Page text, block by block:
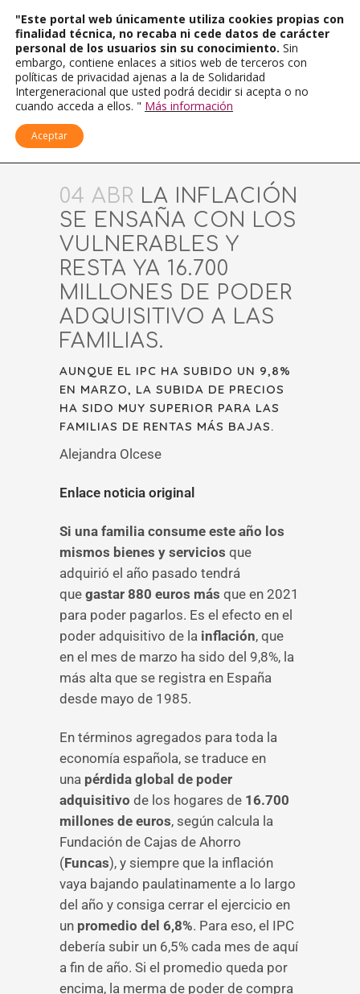
04 ABR LA INFLACIÓN
SE ENSAÑA CON LOS
VULNERABLES Y
RESTA YA 16.700
MILLONES DE PODER
ADQUISITIVO A LAS
FAMILIAS.
AUNQUE EL IPC HA SUBIDO UN 9,8%
EN MARZO, LA SUBIDA DE PRECIOS
HA SIDO MUY SUPERIOR PARA LAS
FAMILIAS DE RENTAS MÁS BAJAS.
Alejandra Olcese
Enlace noticia original
Si una familia consume este año los
mismos bienes y servicios que
adquirió el año pasado tendrá
que gastar 880 euros más que en 2021
para poder pagarlos. Es el efecto en el
poder adquisitivo de la inflación, que
en el mes de marzo ha sido del 9,8%, la
más alta que se registra en España
desde mayo de 1985.
En términos agregados para toda la
economía española, se traduce en
una pérdida global de poder
adquisitivo de los hogares de 16.700
millones de euros, según calcula la
Fundación de Cajas de Ahorro
(Funcas), y siempre que la inflación
vaya bajando paulatinamente a lo largo
del año y consiga cerrar el ejercicio en
un promedio del 6,8%. Para eso, el IPC
debería subir un 6,5% cada mes de aquí
a fin de año. Si el promedio queda por
encima, la merma de poder de compra
"Este portal web únicamente utiliza cookies propias con
finalidad técnica, no recaba ni cede datos de carácter
personal de los usuarios sin su conocimiento. Sin
embargo, contiene enlaces a sitios web de terceros con
políticas de privacidad ajenas a la de Solidaridad
Intergeneracional que usted podrá decidir si acepta o no
cuando acceda a ellos. " Más información
Aceptar